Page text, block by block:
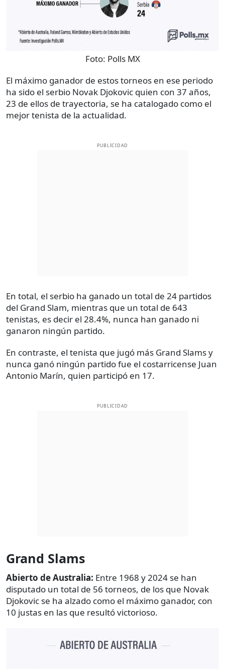
Foto: Polls MX
El máximo ganador de estos torneos en ese periodo
ha sido el serbio Novak Djokovic quien con 37 años,
23 de ellos de trayectoria, se ha catalogado como el
mejor tenista de la actualidad.
PUBLICIDAD
En total, el serbio ha ganado un total de 24 partidos
del Grand Slam, mientras que un total de 643
tenistas, es decir el 28.4%, nunca han ganado ni
ganaron ningún partido.
En contraste, el tenista que jugó más Grand Slams y
nunca ganó ningún partido fue el costarricense Juan
Antonio Marín, quien participó en 17.
PUBLICIDAD
Grand Slams
Abierto de Australia: Entre 1968 y 2024 se han
disputado un total de 56 torneos, de los que Novak
Djokovic se ha alzado como el máximo ganador, con
10 justas en las que resultó victorioso.